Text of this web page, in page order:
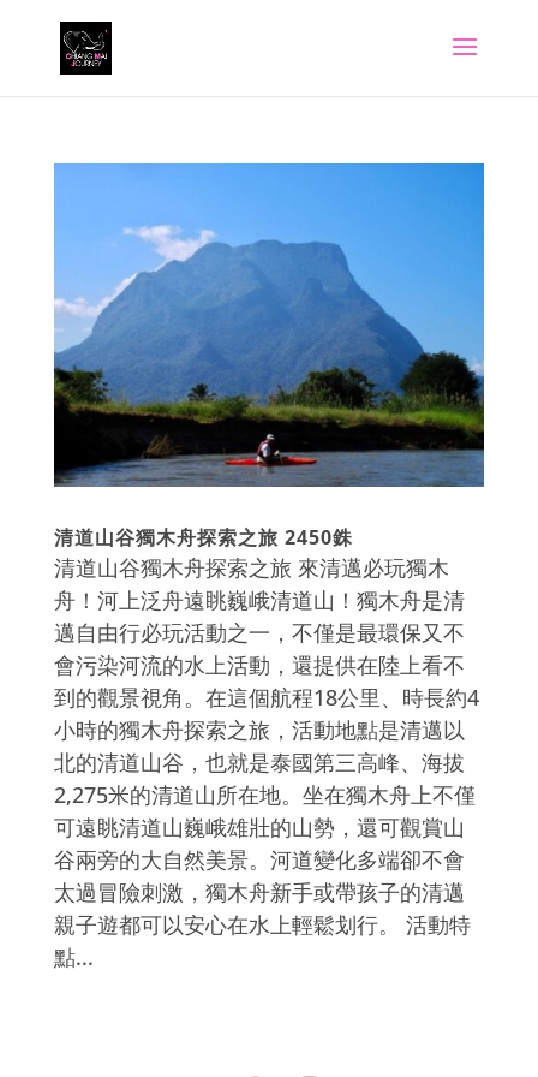
清道山谷獨木舟探索之旅 2450銖
清道山谷獨木舟探索之旅 來清邁必玩獨木
舟！河上泛舟遠眺巍峨清道山！獨木舟是清
邁自由行必玩活動之一，不僅是最環保又不
會污染河流的水上活動，還提供在陸上看不
到的觀景視角。在這個航程18公里、時長約4
小時的獨木舟探索之旅，活動地點是清邁以
北的清道山谷，也就是泰國第三高峰、海拔
2,275米的清道山所在地。坐在獨木舟上不僅
可遠眺清道山巍峨雄壯的山勢，還可觀賞山
谷兩旁的大自然美景。河道變化多端卻不會
太過冒險刺激，獨木舟新手或帶孩子的清邁
親子遊都可以安心在水上輕鬆划行。 活動特
點...